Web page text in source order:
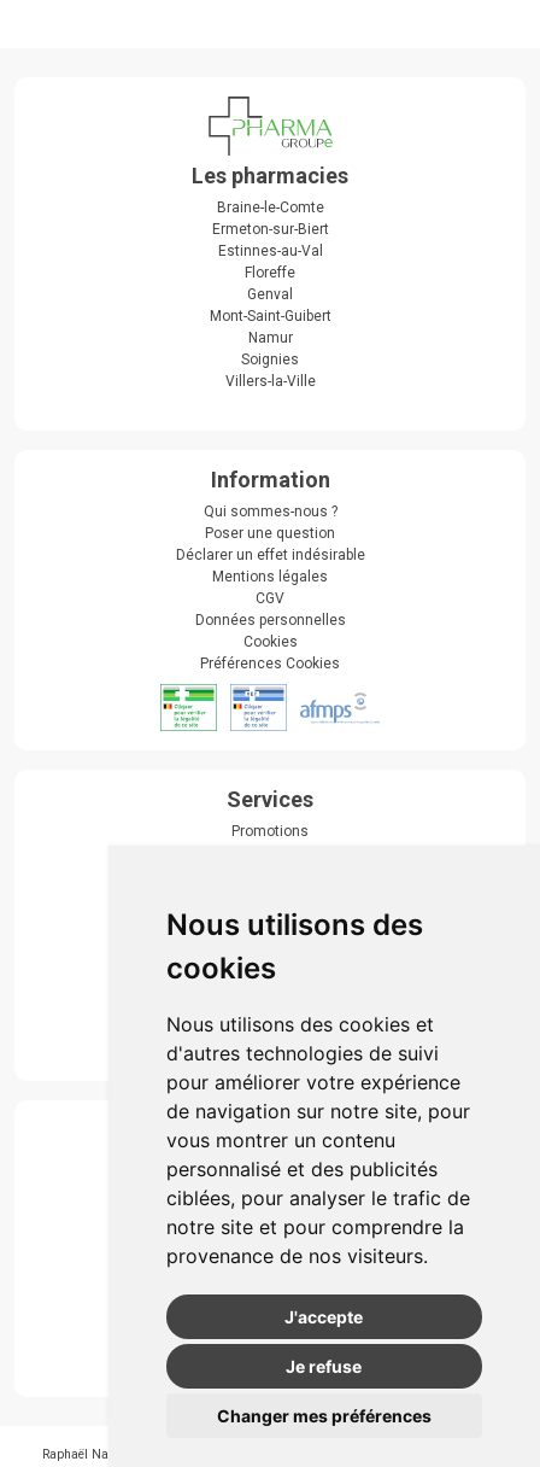
Nous utilisons des
cookies
Nous utilisons des cookies et
d'autres technologies de suivi
pour améliorer votre expérience
de navigation sur notre site, pour
vous montrer un contenu
personnalisé et des publicités
ciblées, pour analyser le trafic de
notre site et pour comprendre la
provenance de nos visiteurs.
J'accepte
Je refuse
Changer mes préférences
Les pharmacies
Braine-le-Comte
Ermeton-sur-Biert
Estinnes-au-Val
Floreffe
Genval
Mont-Saint-Guibert
Namur
Soignies
Villers-la-Ville
Information
Qui sommes-nous ?
Poser une question
Déclarer un effet indésirable
Mentions légales
CGV
Données personnelles
Cookies
Préférences Cookies
Services
Promotions
Actualités & conseils
Événements
Marques
Suivez-nous
Paiement
Simple, rapide et 100% sécurisé
Retrait & Livriason
Retrait en automate ou Locker
Livraison chez vous
Raphaël Nahon